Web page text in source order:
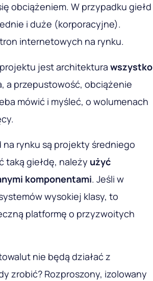
obciążeniem. W przypadku giełd
i duże (korporacyjne).
internetowych na rynku.
jest architektura wszystko
a przepustowość, obciążenie
mówić i myśleć, o wolumenach
rynku są projekty średniego
taką giełdę, należy użyć
komponentami. Jeśli w
wysokiej klasy, to
platformę o przyzwoitych
nie będą działać z
zrobić? Rozproszony, izolowany